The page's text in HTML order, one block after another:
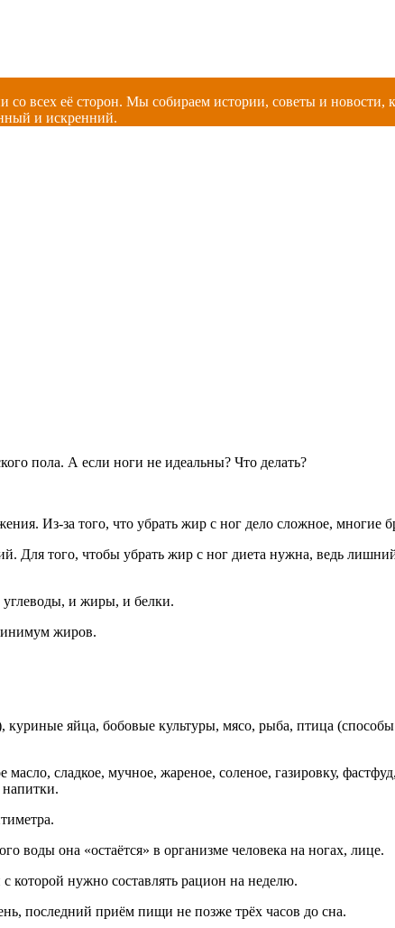
со всех её сторон. Мы собираем истории, советы и
и искренний.
пола. А если ноги не идеальны? Что делать?
Из-за того, что убрать жир с ног дело сложное, многие
Для того, чтобы убрать жир с ног диета нужна, ведь
и жиры, и белки.
жиров.
яйца, бобовые культуры, мясо, рыба, птица
сладкое, мучное, жареное, соленое, газировку,
напитки.
воды она «остаётся» в организме человека на ногах, лице.
которой нужно составлять рацион на неделю.
последний приём пищи не позже трёх часов до сна.